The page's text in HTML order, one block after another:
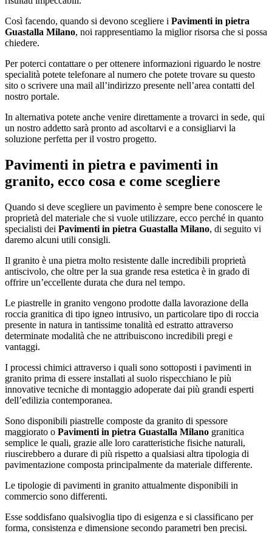
Così facendo, quando si devono scegliere i Pavimenti in pietra
Guastalla Milano, noi rappresentiamo la miglior risorsa che si possa
chiedere.
Per poterci contattare o per ottenere informazioni riguardo le nostre
specialità potete telefonare al numero che potete trovare su questo
sito o scrivere una mail all’indirizzo presente nell’area contatti del
nostro portale.
In alternativa potete anche venire direttamente a trovarci in sede, qui
un nostro addetto sarà pronto ad ascoltarvi e a consigliarvi la
soluzione perfetta per il vostro progetto.
Pavimenti in pietra e pavimenti in
granito, ecco cosa e come scegliere
Quando si deve scegliere un pavimento è sempre bene conoscere le
proprietà del materiale che si vuole utilizzare, ecco perché in quanto
specialisti dei Pavimenti in pietra Guastalla Milano, di seguito vi
daremo alcuni utili consigli.
Il granito è una pietra molto resistente dalle incredibili proprietà
antiscivolo, che oltre per la sua grande resa estetica è in grado di
offrire un’eccellente durata che dura nel tempo.
Le piastrelle in granito vengono prodotte dalla lavorazione della
roccia granitica di tipo igneo intrusivo, un particolare tipo di roccia
presente in natura in tantissime tonalità ed estratto attraverso
determinate modalità che ne attribuiscono incredibili pregi e
vantaggi.
I processi chimici attraverso i quali sono sottoposti i pavimenti in
granito prima di essere installati al suolo rispecchiano le più
innovative tecniche di montaggio adoperate dai più grandi esperti
dell’edilizia contemporanea.
Sono disponibili piastrelle composte da granito di spessore
maggiorato o Pavimenti in pietra Guastalla Milano granitica
semplice le quali, grazie alle loro caratteristiche fisiche naturali,
riuscirebbero a durare di più rispetto a qualsiasi altra tipologia di
pavimentazione composta principalmente da materiale differente.
Le tipologie di pavimenti in granito attualmente disponibili in
commercio sono differenti.
Esse soddisfano qualsivoglia tipo di esigenza e si classificano per
forma, consistenza e dimensione secondo parametri ben precisi.